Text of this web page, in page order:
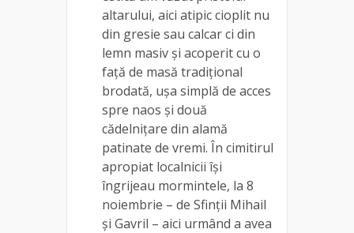
altarului, aici atipic cioplit nu
din gresie sau calcar ci din
lemn masiv și acoperit cu o
față de masă tradițional
brodată, ușa simplă de acces
spre naos și două
cădelnițare din alamă
patinate de vremi. În cimitirul
apropiat localnicii își
îngrijeau mormintele, la 8
noiembrie – de Sfinții Mihail
și Gavril – aici urmând a avea